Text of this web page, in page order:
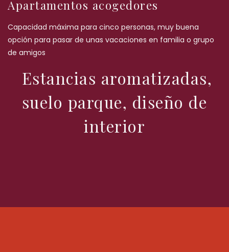
Apartamentos acogedores
Capacidad máxima para cinco personas, muy buena
opción para pasar de unas vacaciones en familia o grupo
de amigos
Estancias aromatizadas,
suelo parque, diseño de
interior